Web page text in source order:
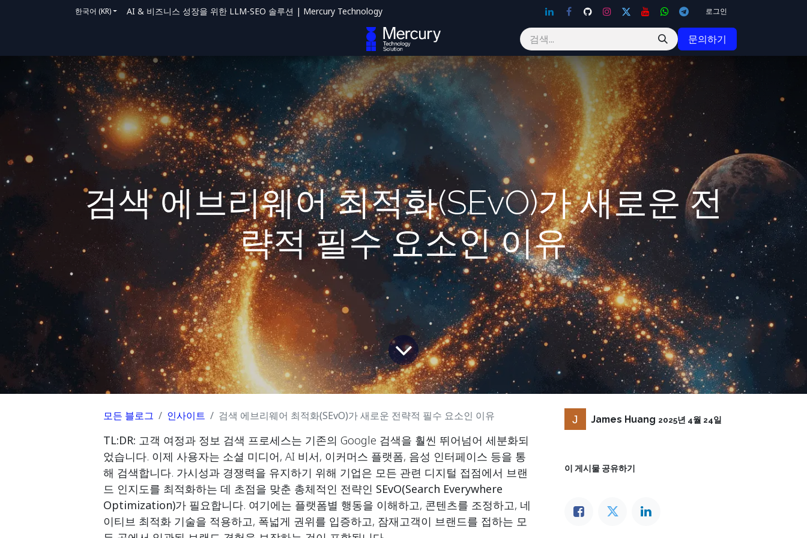
한국어 (KR) AI & 비즈니스 성장을 위한 LLM-SEO 솔루션 | Mercury Technology 로그인
문의하기
검색 에브리웨어 최적화(SEvO)가 새로운 전
략적 필수 요소인 이유
모든 블로그 인사이트 검색 에브리웨어 최적화(SEvO)가 새로운 전략적 필수 요소인 이유
TL:DR: 고객 여정과 정보 검색 프로세스는 기존의 Google 검색을 훨씬 뛰어넘어 세분화되
었습니다. 이제 사용자는 소셜 미디어, AI 비서, 이커머스 플랫폼, 음성 인터페이스 등을 통
해 검색합니다. 가시성과 경쟁력을 유지하기 위해 기업은 모든 관련 디지털 접점에서 브랜
드 인지도를 최적화하는 데 초점을 맞춘 총체적인 전략인 SEvO(Search Everywhere
Optimization)가 필요합니다. 여기에는 플랫폼별 행동을 이해하고, 콘텐츠를 조정하고, 네
이티브 최적화 기술을 적용하고, 폭넓게 권위를 입증하고, 잠재고객이 브랜드를 접하는 모
James Huang 2025년 4월 24일
이 게시물 공유하기